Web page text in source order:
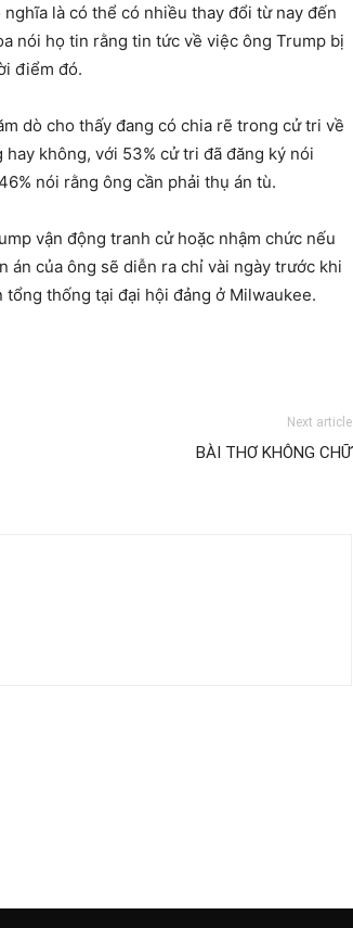
là có thể có nhiều thay đổi từ nay đến
nói họ tin rằng tin tức về việc ông Trump bị
điểm đó.
dò cho thấy đang có chia rẽ trong cử tri về
không, với 53% cử tri đã đăng ký nói
nói rằng ông cần phải thụ án tù.
vận động tranh cử hoặc nhậm chức nếu
của ông sẽ diễn ra chỉ vài ngày trước khi
thống tại đại hội đảng ở Milwaukee.
Next article
BÀI THƠ KHÔNG CHỮ